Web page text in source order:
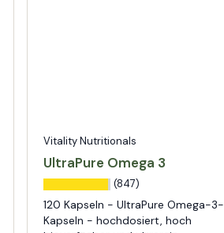
Vitality Nutritionals
UltraPure Omega 3
(847)
120 Kapseln - UltraPure Omega-3-
Kapseln - hochdosiert, hoch